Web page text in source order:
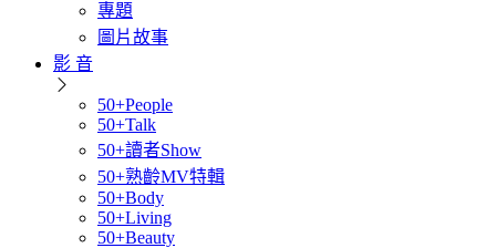
專題
圖片故事
影 音
50+People
50+Talk
50+讀者Show
50+熟齡MV特輯
50+Body
50+Living
50+Beauty